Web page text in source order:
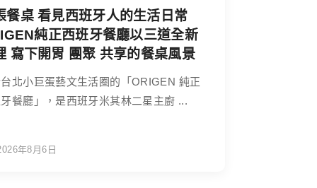
餐桌 看見西班牙人的生活日常
純正西班牙餐廳以三道全新
寫下開胃 團聚 共享的餐桌風景
北小巨蛋藝文生活圈的「ORIGEN 純正
餐廳」，是西班牙米其林二星主廚 ...
年8月6日